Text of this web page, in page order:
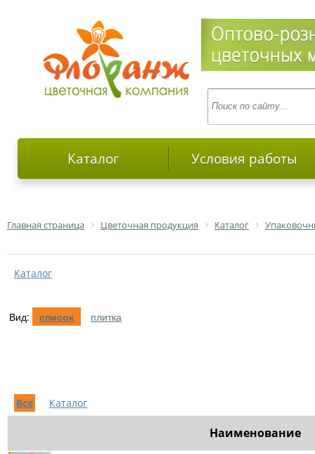
Каталог Условия работы
Главная страница Цветочная продукция Каталог
Каталог
Вид: список плитка
Все Каталог
Наименование